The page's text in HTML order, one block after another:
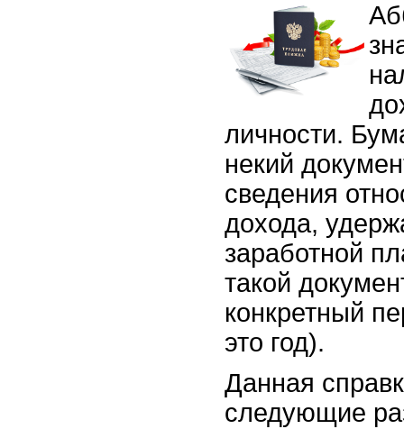
личности.
некий
сведения
дохода,
заработной
такой
конкретный
это год).
Данная
следующие